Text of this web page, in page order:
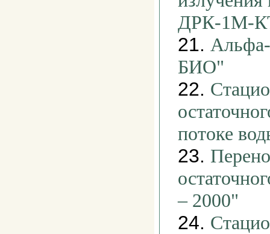
ДРК-1М-
21.
БИО"
22.
потоке
23.
– 2000"
24.